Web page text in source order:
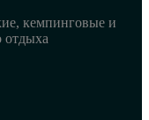
кемпинговые и
отдыха